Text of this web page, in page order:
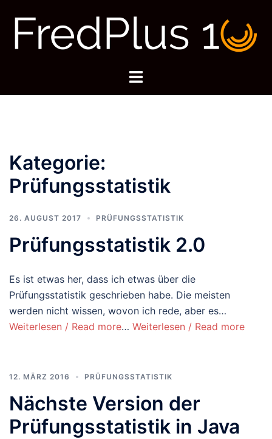
Inhalt
Menü
Kategorie:
Prüfungsstatistik
26. AUGUST 2017 PRÜFUNGSSTATISTIK
Prüfungsstatistik 2.0
Es ist etwas her, dass ich etwas über die
Prüfungsstatistik geschrieben habe. Die meisten
werden nicht wissen, wovon ich rede, aber es…
Weiterlesen / Read more… Weiterlesen / Read more
12. MÄRZ 2016 PRÜFUNGSSTATISTIK
Nächste Version der
Prüfungsstatistik in Java